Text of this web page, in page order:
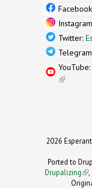
Twitter:
YouTube:
(link is
2026
Ported to
Drupalizing